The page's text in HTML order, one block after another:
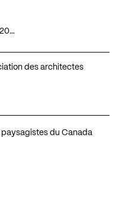
des architectes
du Canada